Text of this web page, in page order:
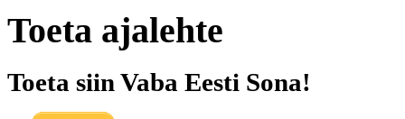
Toeta ajalehte
Toeta siin Vaba Eesti Sona!